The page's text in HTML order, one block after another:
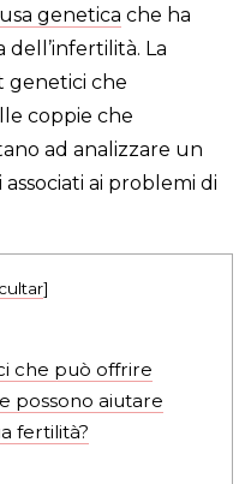
genetica che ha
La
genetici che
coppie che
ad analizzare un
ai problemi di
]
che può offrire
possono aiutare
fertilità?